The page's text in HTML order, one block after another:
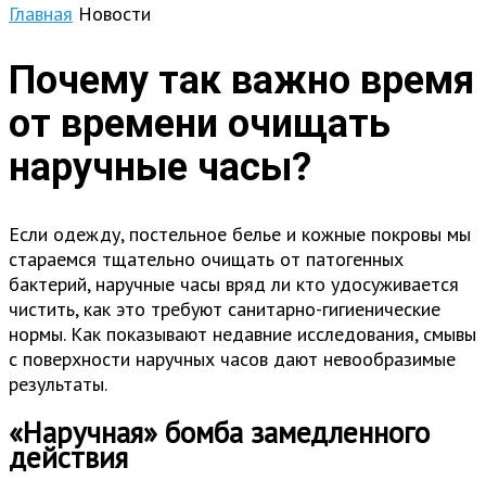
Главная Новости
Почему так важно время
от времени очищать
наручные часы?
Если одежду, постельное белье и кожные покровы мы
стараемся тщательно очищать от патогенных
бактерий, наручные часы вряд ли кто удосуживается
чистить, как это требуют санитарно-гигиенические
нормы. Как показывают недавние исследования, смывы
с поверхности наручных часов дают невообразимые
результаты.
«Наручная» бомба замедленного
действия